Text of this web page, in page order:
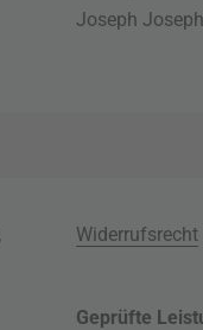
Joseph
Widerrufsrecht
Geprüfte